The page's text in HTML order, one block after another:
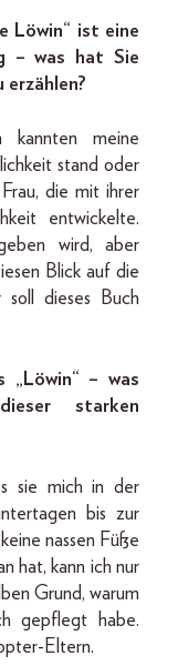
Löwin“ ist eine
– was hat Sie
erzählen?
kannten meine
stand oder
die mit ihrer
entwickelte.
wird, aber
Blick auf die
dieses Buch
– was
starken
sie mich in der
bis zur
nassen Füße
hat, kann ich nur
Grund, warum
gepflegt habe.
Eltern.